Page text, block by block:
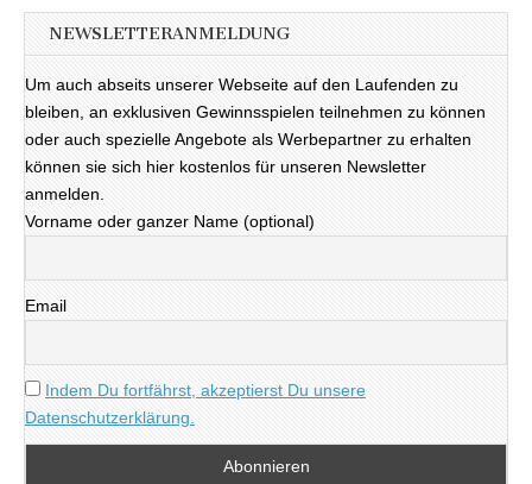
NEWSLETTERANMELDUNG
Um auch abseits unserer Webseite auf den Laufenden zu
bleiben, an exklusiven Gewinnsspielen teilnehmen zu können
oder auch spezielle Angebote als Werbepartner zu erhalten
können sie sich hier kostenlos für unseren Newsletter
anmelden.
Vorname oder ganzer Name (optional)
Email
Indem Du fortfährst, akzeptierst Du unsere
Datenschutzerklärung.